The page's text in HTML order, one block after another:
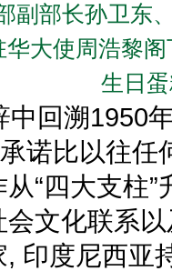
副部长孙卫东
华大使周浩黎
生日
回溯1950
诺比以往
“四大支柱
文化联系
印度尼西亚